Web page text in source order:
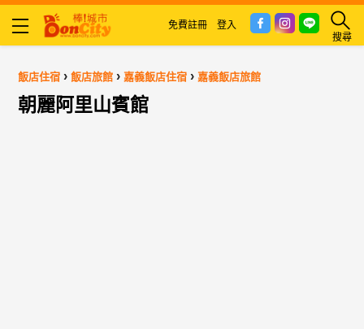
搜尋
免費註冊 登入
飯店住宿 ›飯店旅館 ›嘉義飯店住宿 ›嘉義飯店旅館
朝麗阿里山賓館